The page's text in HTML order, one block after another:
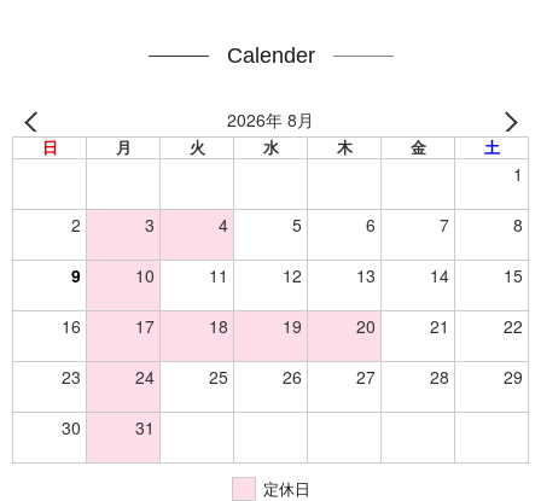
Calender
2026年 8月
日 月 火 水 木 金 土
1
2 3 4 5 6 7 8
9 10 11 12 13 14 15
16 17 18 19 20 21 22
23 24 25 26 27 28 29
30 31
定休日